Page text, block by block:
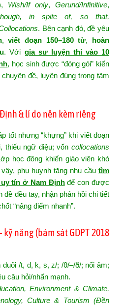
Wish/If only, Gerund/Infinitive,
in spite of, so that,
. Bên cạnh đó, đề yêu
,viết đoạn 150–180 từ, hoàn
. Với gia sư luyện thi vào 10
, học sinh được “đóng gói” kiến
đề, luyện đúng trọng tâm
& lí do nên kèm riêng
tốt nhưng “khựng” khi viết đoạn
thiếu ngữ điệu; vốn collocations
học đông khiến giáo viên khó
phụ huynh tăng nhu cầu tìm
tín ở Nam Địnhđể con được
đề đều tay, nhận phản hồi chi tiết
“nâng điểm nhanh”.
năng (bám sát GDPT 2018
đuôi /t, d, k, s, z/; /θ/–/ð/; nối âm;
câu hỏi/nhấn mạnh.
Environment & Climate,
Culture & Tourism (Đền